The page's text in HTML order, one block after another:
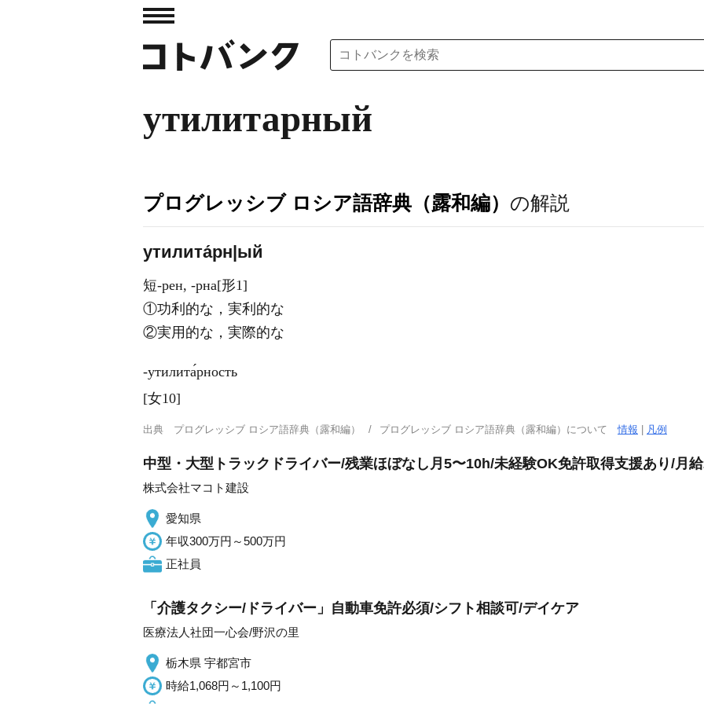
утилитарный
プログレッシブ ロシア語辞典（露和編） の解説
утилита́рн|ый
短-рен, -рна[形1]
①功利的な，実利的な
②実用的な，実際的な
‐утилита́рность
[女10]
出典 プログレッシブ ロシア語辞典（露和編） プログレッシブ ロシア語辞典（露和編）について情報 凡例
中型・大型トラックドライバー/残業ほぼなし月5〜10h/未経験OK免許取得支援あり/月
株式会社マコト建設
愛知県
年収300万円～500万円
正社員
「介護タクシー/ドライバー」自動車免許必須/シフト相談可/デイケア
医療法人社団一心会/野沢の里
栃木県 宇都宮市
時給1,068円～1,100円